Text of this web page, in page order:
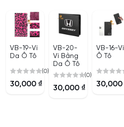
VB-19-Ví
Da Ô Tô
0
(0)
30,000 ₫
VB-20-
Ví Bằng
Da Ô Tô
0
(0)
30,000 ₫
VB-16-Ví
Ô Tô
0
30,000